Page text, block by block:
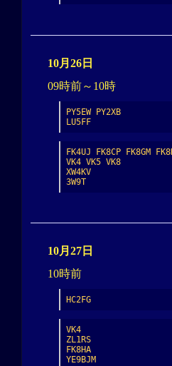
10月26日
09時前～10時
PY5EW PY2XB
LU5FF
FK4UJ FK8CP FK8GM
VK4 VK5 VK8
XW4KV
3W9T
10月27日
10時前
HC2FG
VK4
ZL1RS
FK8HA
YE9BJM